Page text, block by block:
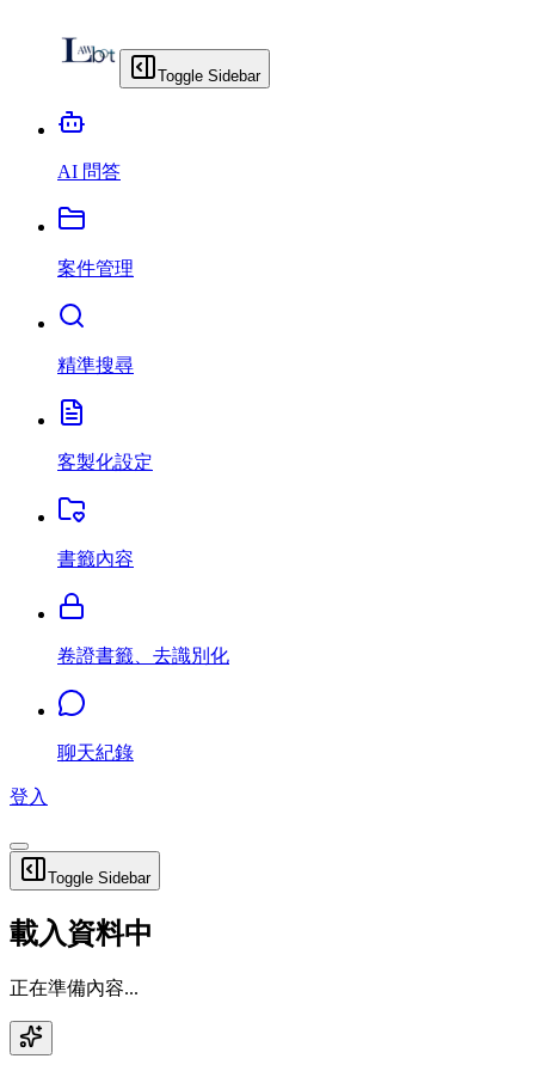
Toggle Sidebar
AI 問答
案件管理
精準搜尋
客製化設定
書籤內容
卷證書籤、去識別化
聊天紀錄
登入
Toggle Sidebar
載入資料中
正在準備內容...